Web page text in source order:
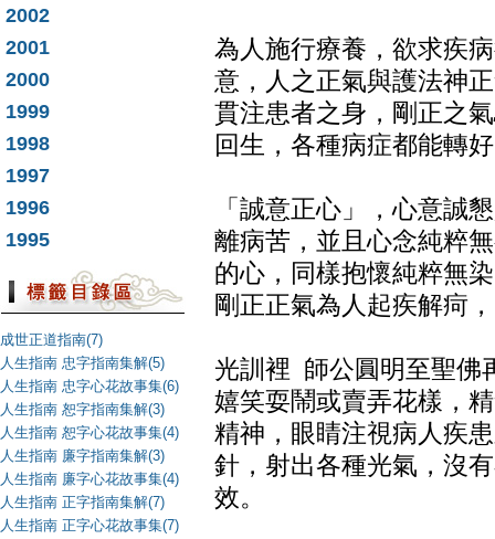
2002
2001
2000
1999
1998
1997
1996
1995
成世正道指南(7)
人生指南 忠字指南集解(5)
人生指南 忠字心花故事集(6)
人生指南 恕字指南集解(3)
人生指南 恕字心花故事集(4)
人生指南 廉字指南集解(3)
人生指南 廉字心花故事集(4)
人生指南 正字指南集解(7)
人生指南 正字心花故事集(7)
為人施行療養，欲求疾
意，人之正氣與護法神
貫注患者之身，剛正之
回生，各種病症都能轉
「誠意正心」，心意誠
離病苦，並且心念純粹
的心，同樣抱懷純粹無
剛正正氣為人起疾解疴
光訓裡 師公圓明至聖佛
嬉笑耍鬧或賣弄花樣，
精神，眼睛注視病人疾
針，射出各種光氣，沒
效。